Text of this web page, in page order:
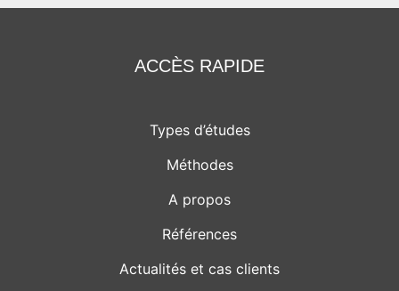
ACCÈS RAPIDE
Types d’études
Méthodes
A propos
Références
Actualités et cas clients